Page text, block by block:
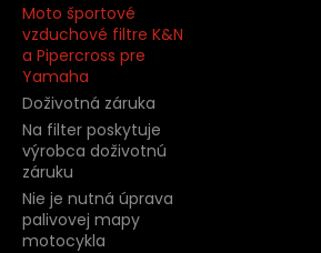
Moto športové
vzduchové filtre K&N
a Pipercross pre
Yamaha
Doživotná záruka
Na filter poskytuje
výrobca doživotnú
záruku
Nie je nutná úprava
palivovej mapy
motocykla